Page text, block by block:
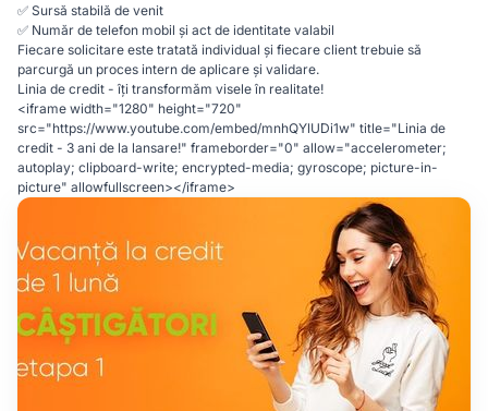
✅ Sursă stabilă de venit
✅ Număr de telefon mobil și act de identitate valabil
Fiecare solicitare este tratată individual și fiecare client trebuie să
parcurgă un proces intern de aplicare și validare.
Linia de credit - îți transformăm visele în realitate!
<iframe width="1280" height="720"
src="https://www.youtube.com/embed/mnhQYlUDi1w" title="Linia de
credit - 3 ani de la lansare!" frameborder="0" allow="accelerometer;
autoplay; clipboard-write; encrypted-media; gyroscope; picture-in-
picture" allowfullscreen></iframe>